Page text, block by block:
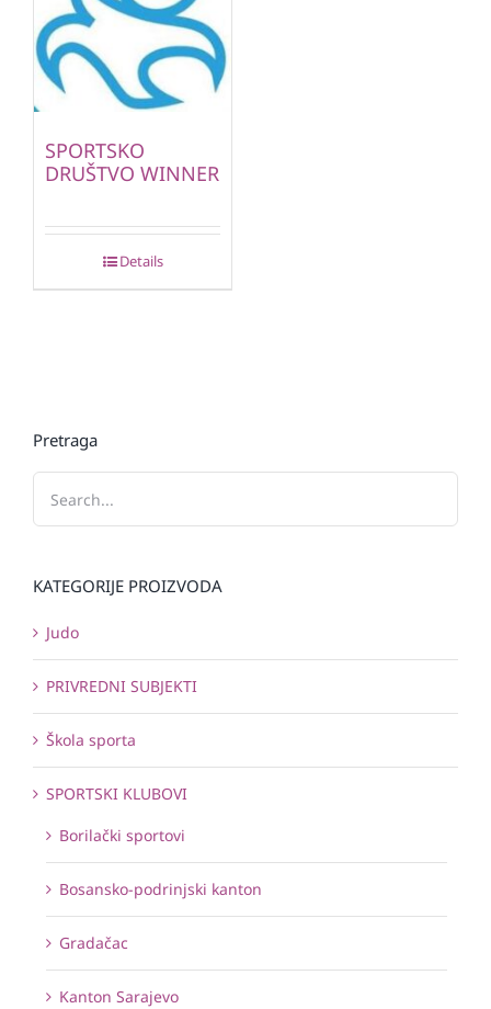
SPORTSKO
DRUŠTVO WINNER
Details
Pretraga
KATEGORIJE PROIZVODA
Judo
PRIVREDNI SUBJEKTI
Škola sporta
SPORTSKI KLUBOVI
Borilački sportovi
Bosansko-podrinjski kanton
Gradačac
Kanton Sarajevo